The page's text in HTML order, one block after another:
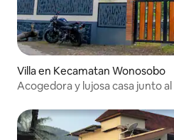
Villa en Kecamatan Wonosobo
Acogedora y lujosa casa junto